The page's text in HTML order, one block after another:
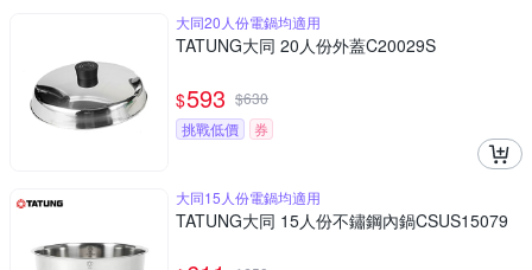
大同20人份電鍋均適用
TATUNG大同 20人份外蓋C20029S
$593 $630
挑戰低價
券
大同15人份電鍋均適用
TATUNG大同 15人份不鏽鋼內鍋CSUS15079